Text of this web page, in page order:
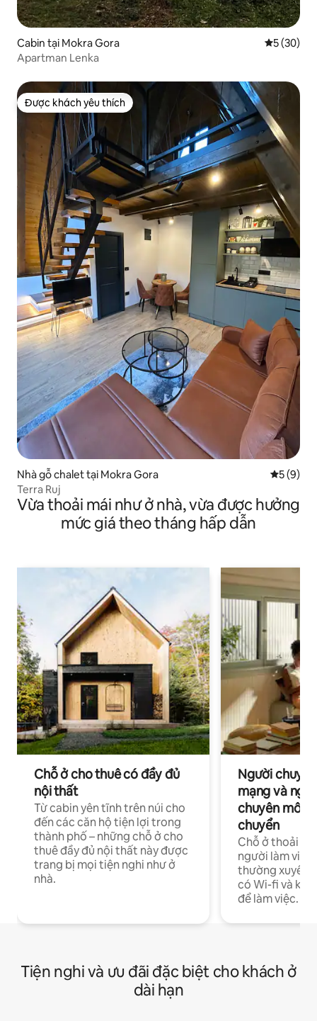
Cabin tại Mokra Gora Xếp hạng
5 (30)
Apartman Lenka
Được khách yêu thích
Được khách yêu thích
Nhà gỗ chalet tại Mokra Gora Xếp5 (9)
Terra Ruj
Vừa thoải mái như ở nhà, vừa được hưởng
mức giá theo tháng hấp dẫn
Chỗ ở cho thuê có đầy đủ
nội thất
Từ cabin yên tĩnh trên núi cho
đến các căn hộ tiện lợi trong
thành phố – những chỗ ở cho
thuê đầy đủ nội thất này được
trang bị mọi tiện nghi như ở
nhà.
Người
mạng và
chuyên môn
chuyển
Chỗ ở thoải
người làm việc
thường xuyên
có Wi-fi và
để làm việc.
Tiện nghi và ưu đãi đặc biệt cho khách ở
dài hạn